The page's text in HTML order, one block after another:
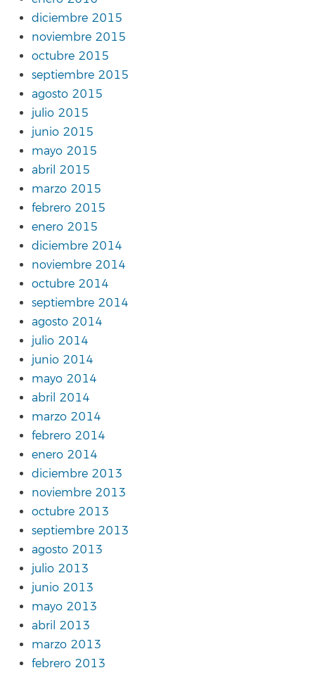
diciembre 2015
noviembre 2015
octubre 2015
septiembre 2015
agosto 2015
julio 2015
junio 2015
mayo 2015
abril 2015
marzo 2015
febrero 2015
enero 2015
diciembre 2014
noviembre 2014
octubre 2014
septiembre 2014
agosto 2014
julio 2014
junio 2014
mayo 2014
abril 2014
marzo 2014
febrero 2014
enero 2014
diciembre 2013
noviembre 2013
octubre 2013
septiembre 2013
agosto 2013
julio 2013
junio 2013
mayo 2013
abril 2013
marzo 2013
febrero 2013